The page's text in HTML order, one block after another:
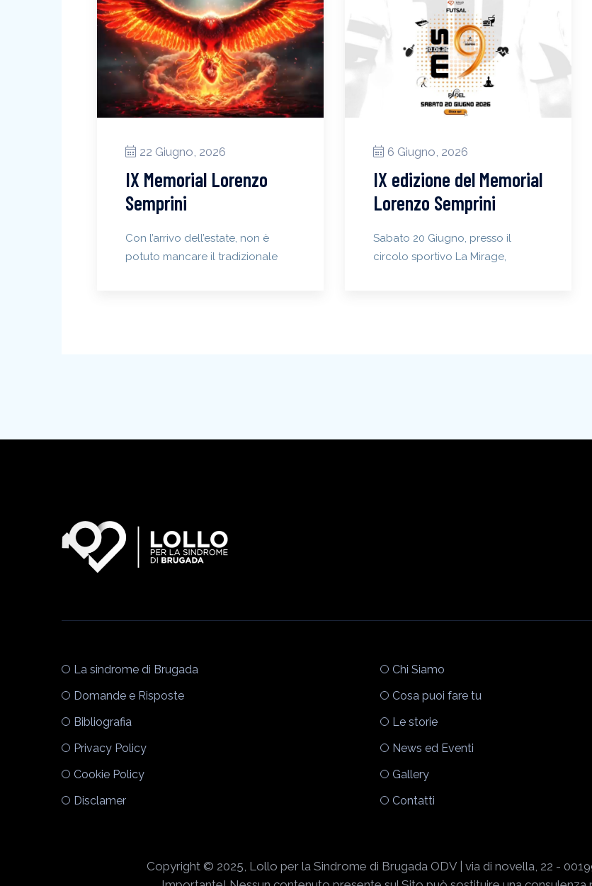
22 Giugno, 2026
IX Memorial Lorenzo
Semprini
Con l’arrivo dell’estate, non è
potuto mancare il tradizionale
6 Giugno, 2026
IX edizione del Memorial
Lorenzo Semprini
Sabato 20 Giugno, presso il
circolo sportivo La Mirage,
La sindrome di Brugada
Domande e Risposte
Bibliografia
Privacy Policy
Cookie Policy
Disclamer
Chi Siamo
Cosa puoi fare tu
Le storie
News ed Eventi
Gallery
Contatti
Copyright © 2025, Lollo per la Sindrome di Brugada ODV | via di novella, 22 -